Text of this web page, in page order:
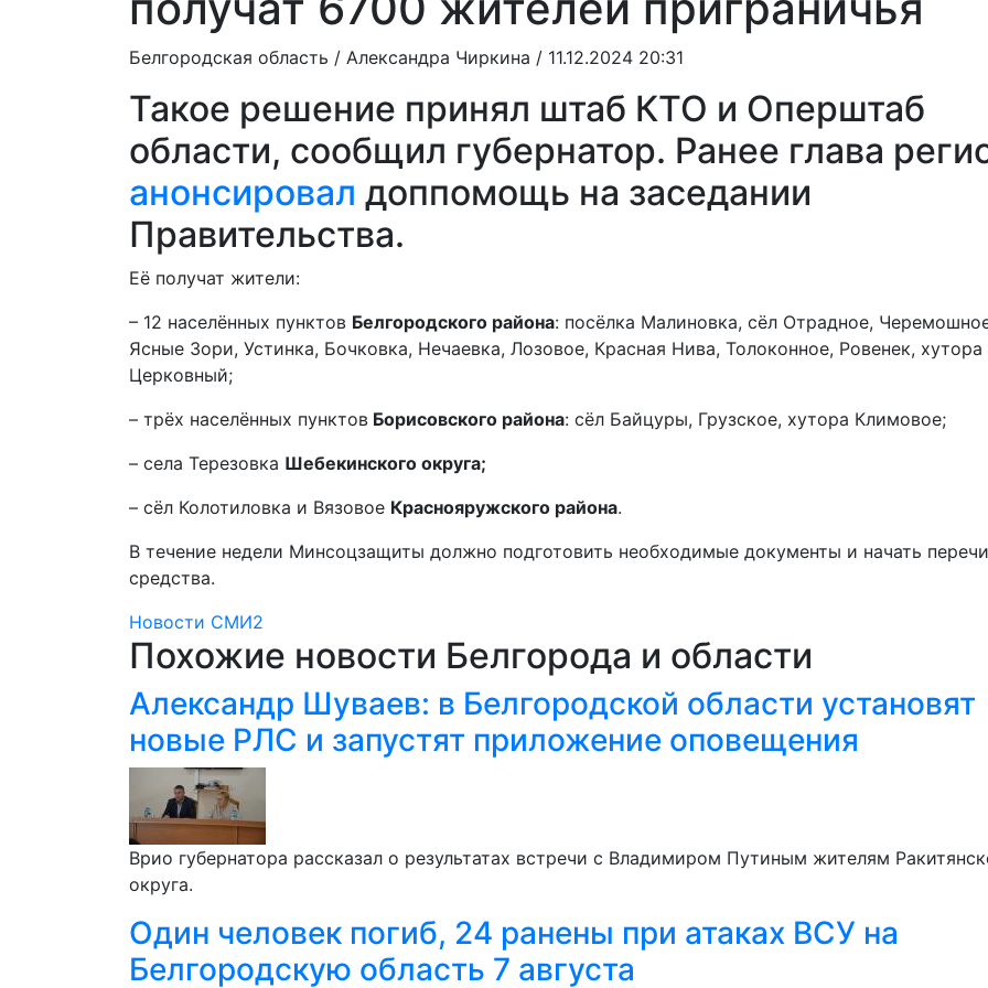
Белгородская область / Александра Чиркина / 11.12.2024 20:31
Такое решение принял штаб КТО и Оперштаб
области, сообщил губернатор. Ранее глава
анонсировал доппомощь на заседании
Правительства.
Её получат жители:
– 12 населённых пунктов Белгородского района: посёлка Малиновка, сёл Отрадное,
Ясные Зори, Устинка, Бочковка, Нечаевка, Лозовое, Красная Нива, Толоконное, Ровенек, хутора
Церковный;
– трёх населённых пунктов Борисовского района: сёл Байцуры, Грузское, хутора Климовое;
– села Терезовка Шебекинского округа;
– сёл Колотиловка и Вязовое Краснояружского района.
В течение недели Минсоцзащиты должно подготовить необходимые документы и начать
средства.
Новости СМИ2
Похожие новости Белгорода и области
Александр Шуваев: в Белгородской области установят
новые РЛС и запустят приложение оповещения
Врио губернатора рассказал о результатах встречи с Владимиром Путиным жителям
округа.
Один человек погиб, 24 ранены при атаках ВСУ на
Белгородскую область 7 августа